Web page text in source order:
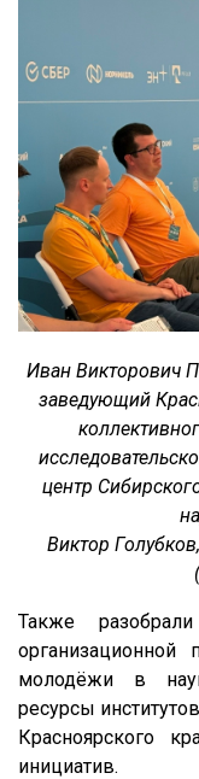
Иван Викторович
заведующий
центр
Виктор
Также
организационной
молодёжи в
ресурсы
Красноярского
инициатив.